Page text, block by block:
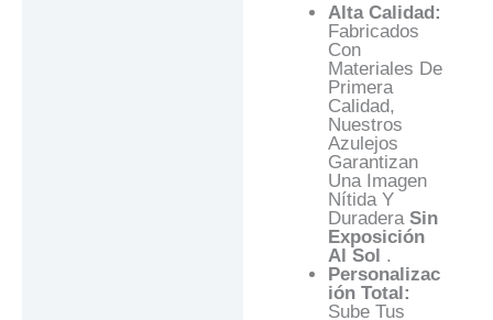
Alta Calidad:
Fabricados
Con
Materiales De
Primera
Calidad,
Nuestros
Azulejos
Garantizan
Una Imagen
Nítida Y
Duradera Sin
Exposición
Al Sol .
Personalizac
Ión Total:
Sube Tus